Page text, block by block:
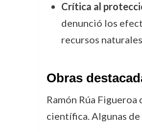
Crítica al
denunció los
recursos
Obras
Ramón Rúa
científica. Algunas